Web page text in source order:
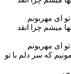
ای مهربونم
میشم چرا انقد
ای مهربونم
که سر دلم با تو